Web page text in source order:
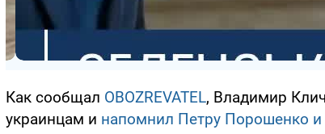
Как сообщал OBOZREVATEL, Владимир
украинцам и напомнил Петру Порошенко